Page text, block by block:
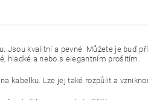
Jsou kvalitní a pevné. Můžete je
hladké a nebo s elegantním prošitím.
kabelku. Lze jej také rozpůlit a